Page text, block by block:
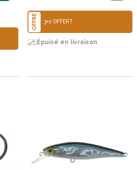
OFFRE 3+1 OFFERT
Épuisé en livraison